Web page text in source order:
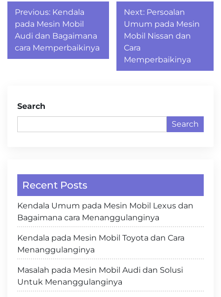
Post
navigation
Previous: Kendala
pada Mesin Mobil
Audi dan Bagaimana
cara Memperbaikinya
Next: Persoalan
Umum pada Mesin
Mobil Nissan dan
Cara
Memperbaikinya
Search
Search
Recent Posts
Kendala Umum pada Mesin Mobil Lexus dan
Bagaimana cara Menanggulanginya
Kendala pada Mesin Mobil Toyota dan Cara
Menanggulanginya
Masalah pada Mesin Mobil Audi dan Solusi
Untuk Menanggulanginya